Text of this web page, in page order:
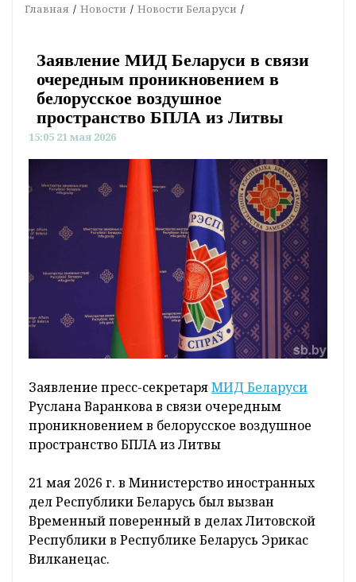
Главная Новости Новости Беларуси
Заявление МИД Беларуси в связи
очередным проникновением в
белорусское воздушное
пространство БПЛА из Литвы
15:05 21 мая 2026
Заявление пресс-секретаряМИД Беларуси
Руслана Варанкова в связи очередным
проникновением в белорусское воздушное
пространство БПЛА из Литвы
21 мая 2026 г. в Министерство иностранных
дел Республики Беларусь был вызван
Временный поверенный в делах Литовской
Республики в Республике Беларусь Эрикас
Вилканецас.